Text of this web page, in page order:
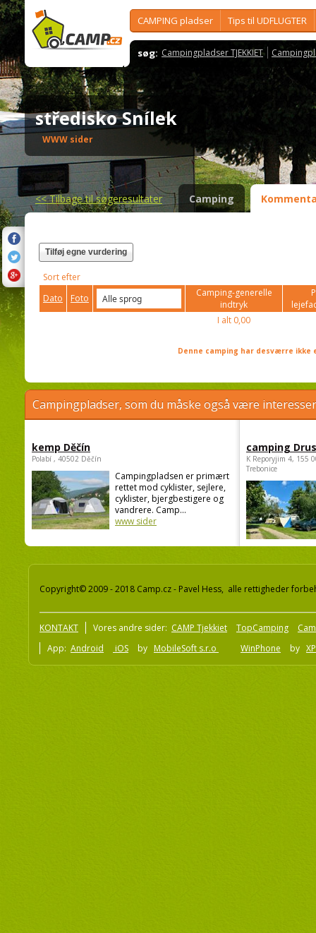
CAMPING pladser Tips til UDFLUGTER
søg: Campingpladser TJEKKIET
středisko Snílek
WWW sider
<<Tilbage til søgeresultater Camping
Tilføj egne vurdering
Sort efter
Dato
Foto
Camping-generelle
indtryk
I alt 0,00
Denne camping har desværre
Campingpladser, som du måske også være
kemp Děčín
Polabí , 40502 Děčín
Campingpladsen er primært
rettet mod cyklister, sejlere,
cyklister, bjergbestigere og
vandrere. Camp...
www sider
camping
K Reporyjim 4, 155
Trebonice
Copyright© 2009 - 2018 Camp.cz - Pavel Hess, alle rettigheder
KONTAKT Vores andre sider: CAMP Tjekkiet TopCamping
App: Android iOS by MobileSoft s.r.o WinPhone by